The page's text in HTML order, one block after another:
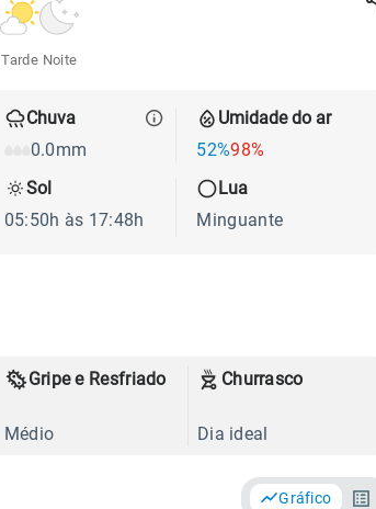
Tarde Noite
Chuva
0.0mm
Umidade do ar
52%98%
Sol
05:50h às 17:48h
Lua
Minguante
Gripe e Resfriado
Médio
Churrasco
Dia ideal
Gráfico